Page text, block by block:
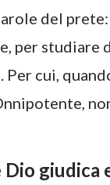
del prete:
per studiare
Per cui,
giudica